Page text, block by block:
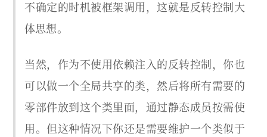
不确定的时机被框架调用，这就是反转控制大
体思想。
当然，作为不使用依赖注入的反转控制，你也
可以做一个全局共享的类，然后将所有需要的
零部件放到这个类里面，通过静态成员按需使
用。但这种情况下你还是需要维护一个类似于